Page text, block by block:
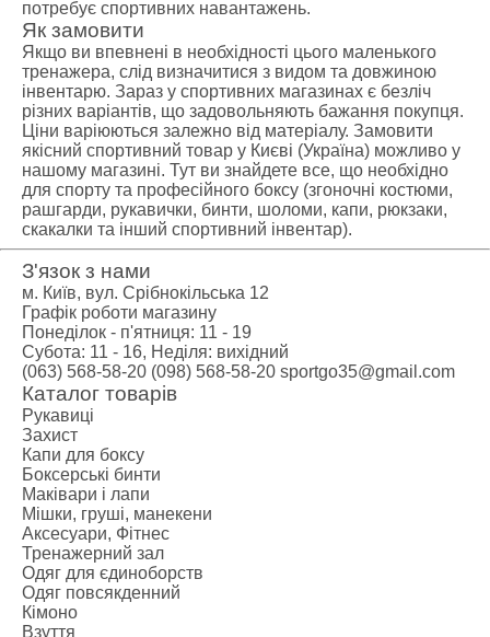
потребує спортивних навантажень.
Як замовити
Якщо ви впевнені в необхідності цього маленького
тренажера, слід визначитися з видом та довжиною
інвентарю. Зараз у спортивних магазинах є безліч
різних варіантів, що задовольняють бажання покупця.
Ціни варіюються залежно від матеріалу. Замовити
якісний спортивний товар у Києві (Україна) можливо у
нашому магазині. Тут ви знайдете все, що необхідно
для спорту та професійного боксу (згоночні костюми,
рашгарди, рукавички, бинти, шоломи, капи, рюкзаки,
скакалки та інший спортивний інвентар).
З'язок з нами
м. Київ, вул. Срібнокільська 12
Графік роботи магазину
Понеділок - п'ятниця: 11 - 19
Субота: 11 - 16, Неділя: вихідний
(063) 568-58-20 (098) 568-58-20 sportgo35@gmail.com
Каталог товарів
Рукавиці
Захист
Капи для боксу
Боксерські бинти
Маківари і лапи
Мішки, груші, манекени
Аксесуари, Фітнес
Тренажерний зал
Одяг для єдиноборств
Одяг повсякденний
Кімоно
Взуття